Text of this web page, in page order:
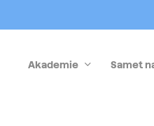
to
contentAkademie Samet